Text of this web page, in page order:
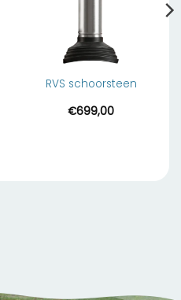
RVS schoorsteen
€699,00